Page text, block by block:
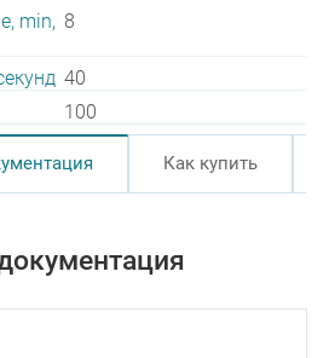
min, 8
40
100
Как купить